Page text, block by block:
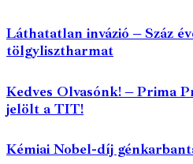
Láthatatlan invázió – Száz
tölgylisztharmat
Kedves Olvasónk! – Prima
jelölt a TIT!
Kémiai Nobel-díj